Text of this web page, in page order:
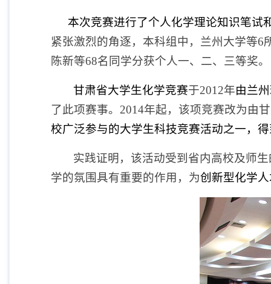
本次竞赛进行了个人化学理论知识笔试
紧张激烈的角逐，本科组中，兰州大学等6
陈新等68名同学分获个人一、二、三等奖。
甘肃省大学生化学竞赛于2012年由兰
了此项赛事。 2014年起，该项竞赛改为由
校广泛参与的大学生科技竞赛活动之一，
实践证明，该活动受到省内高校及师
学的氛围具有重要的作用，为创新型化学